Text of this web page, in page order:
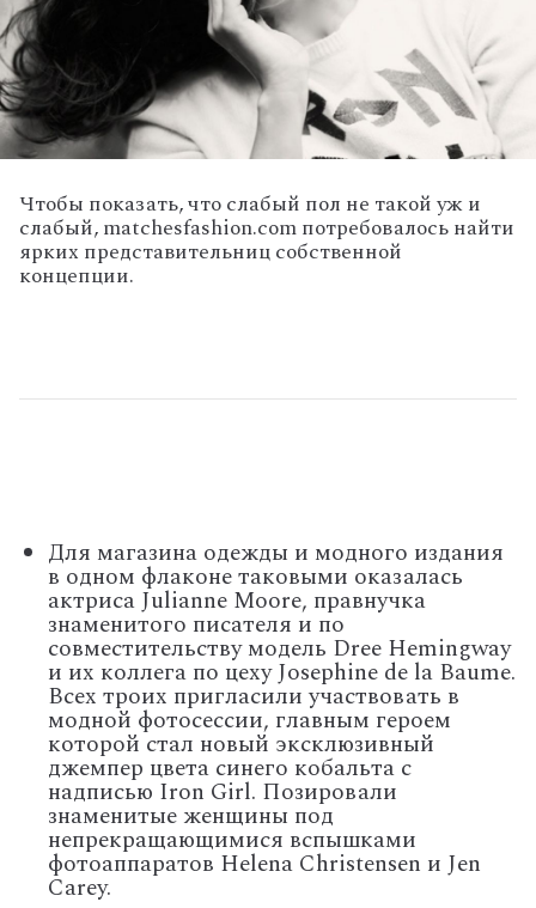
Чтобы показать, что слабый пол не такой уж и
слабый, matchesfashion.com потребовалось найти
ярких представительниц собственной
концепции.
Для магазина одежды и модного издания
в одном флаконе таковыми оказалась
актриса Julianne Moore, правнучка
знаменитого писателя и по
совместительству модель Dree Hemingway
и их коллега по цеху Josephine de la Baume.
Всех троих пригласили участвовать в
модной фотосессии, главным героем
которой стал новый эксклюзивный
джемпер цвета синего кобальта с
надписью Iron Girl. Позировали
знаменитые женщины под
непрекращающимися вспышками
фотоаппаратов Helena Christensen и Jen
Carey.